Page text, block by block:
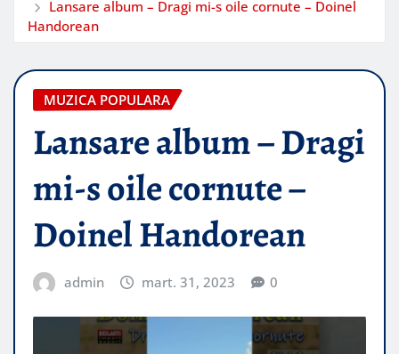
Lansare album – Dragi mi-s oile cornute – Doinel
Handorean
MUZICA POPULARA
Lansare album – Dragi
mi-s oile cornute –
Doinel Handorean
admin mart. 31, 2023 0